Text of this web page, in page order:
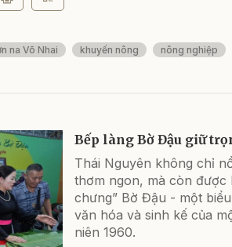
na Võ Nhai khuyến nông nông nghiệp
Bếp làng Bờ Đậu giữ
Thái Nguyên không chỉ
thơm ngon, mà còn được
chưng” Bờ Đậu - một
văn hóa và sinh kế của
niên 1960.